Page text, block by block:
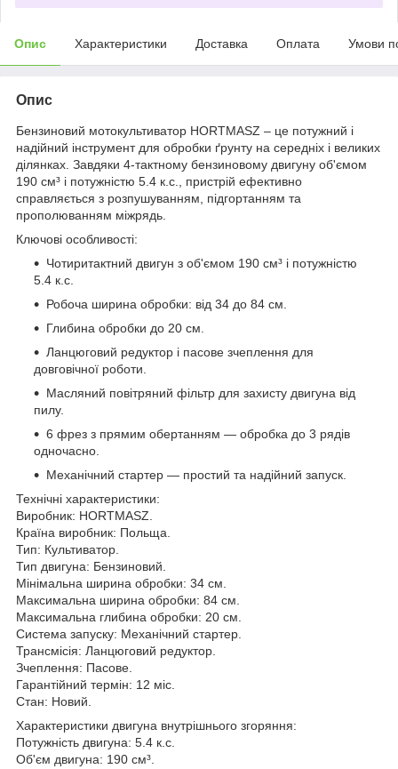
Опис Характеристики Доставка Оплата Умови
Опис
Бензиновий мотокультиватор HORTMASZ – це потужний і
надійний інструмент для обробки ґрунту на середніх і великих
ділянках. Завдяки 4-тактному бензиновому двигуну об'ємом
190 см³ і потужністю 5.4 к.с., пристрій ефективно
справляється з розпушуванням, підгортанням та
прополюванням міжрядь.
Ключові особливості:
Чотиритактний двигун з об'ємом 190 см³ і потужністю
5.4 к.с.
Робоча ширина обробки: від 34 до 84 см.
Глибина обробки до 20 см.
Ланцюговий редуктор і пасове зчеплення для
довговічної роботи.
Масляний повітряний фільтр для захисту двигуна від
пилу.
6 фрез з прямим обертанням — обробка до 3 рядів
одночасно.
Механічний стартер — простий та надійний запуск.
Технічні характеристики:
Виробник: HORTMASZ.
Країна виробник: Польща.
Тип: Культиватор.
Тип двигуна: Бензиновий.
Мінімальна ширина обробки: 34 см.
Максимальна ширина обробки: 84 см.
Максимальна глибина обробки: 20 см.
Система запуску: Механічний стартер.
Трансмісія: Ланцюговий редуктор.
Зчеплення: Пасове.
Гарантійний термін: 12 міс.
Стан: Новий.
Характеристики двигуна внутрішнього згоряння:
Потужність двигуна: 5.4 к.с.
Об'єм двигуна: 190 см³.